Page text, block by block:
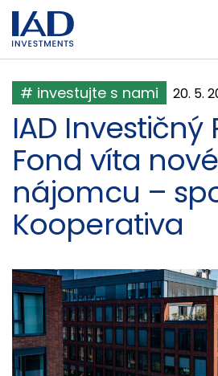
Prejsť na hlavný obsah
# investujte s nami 20. 5.
IAD Investičný
Fond víta
nájomcu –
Kooperativa